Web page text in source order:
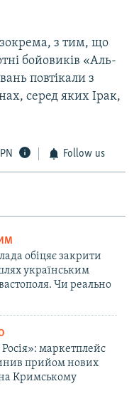
зокрема, з тим, що
бойовиків «Аль-
повтікали з
серед яких Ірак,
Follow us
обіцяє закрити
українським
Чи реально
маркетплейс
прийом нових
Кримському